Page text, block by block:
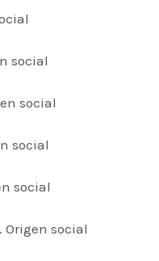
social
social
social
social
Origen social